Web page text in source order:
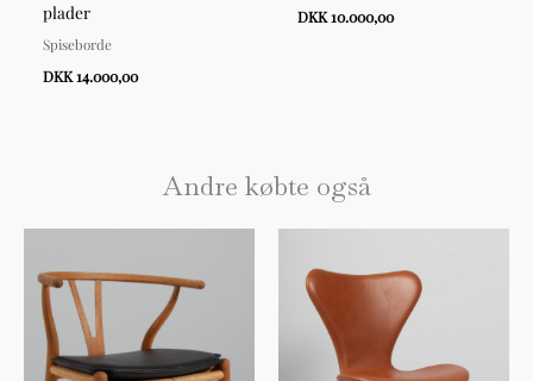
plader
Spiseborde
DKK 14.000,00
DKK 10.000,00
Andre købte også